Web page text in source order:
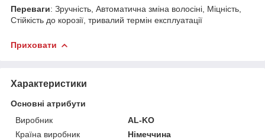
Переваги: Зручність, Автоматична зміна волосіні, Міцність,
Стійкість до корозії, тривалий термін експлуатації
Приховати
Характеристики
Основні атрибути
Виробник
AL-KO
Країна виробник
Німеччина